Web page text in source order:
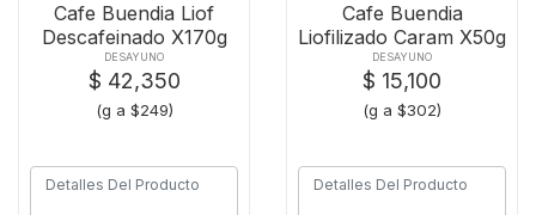
Cafe Buendia Liof
Descafeinado X170g
DESAYUNO
$ 42,350
(g a $249)
Cafe Buendia
Liofilizado Caram X50g
DESAYUNO
$ 15,100
(g a $302)